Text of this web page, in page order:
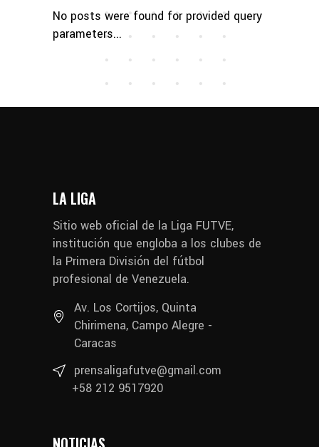
No posts were found for provided query
parameters...
LA LIGA
Sitio web oficial de la Liga FUTVE,
institución que engloba a los clubes de
la Primera División del fútbol
profesional de Venezuela.
Av. Los Cortijos, Quinta
Chirimena, Campo Alegre -
Caracas
prensaligafutve@gmail.com
+58 212 9517920